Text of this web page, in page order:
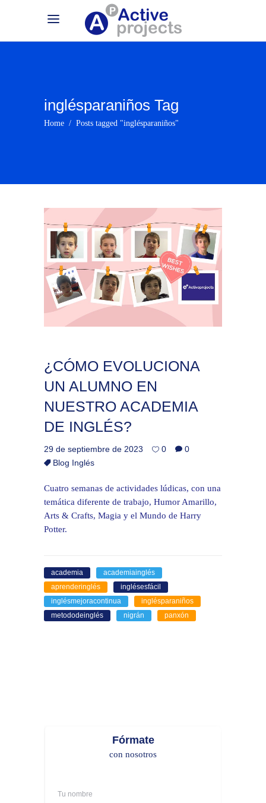
inglésparaniños Tag
Home / Posts tagged "inglésparaniños"
¿CÓMO EVOLUCIONA
UN ALUMNO EN
NUESTRO ACADEMIA
DE INGLÉS?
29 de septiembre de 2023 0
0
Blog Inglés
Cuatro semanas de actividades lúdicas, con una
temática diferente de trabajo, Humor Amarillo,
Arts & Crafts, Magia y el Mundo de Harry
Potter.
academia
academiainglés
aprenderinglés
inglésesfácil
inglésmejoracontinua
inglésparaniños
metododeinglés
nigrán panxón
Fórmate
con nosotros